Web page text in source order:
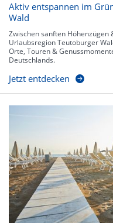
Aktiv entspannen im
Wald
Zwischen sanften
Urlaubsregion Teutoburger
Orte, Touren &
Deutschlands.
Jetzt entdecken